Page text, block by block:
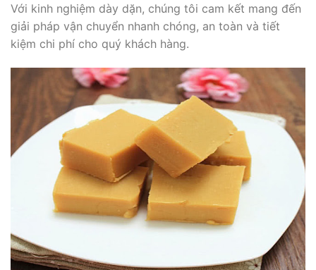
Với kinh nghiệm dày dặn, chúng tôi cam kết mang đến
giải pháp vận chuyển nhanh chóng, an toàn và tiết
kiệm chi phí cho quý khách hàng.